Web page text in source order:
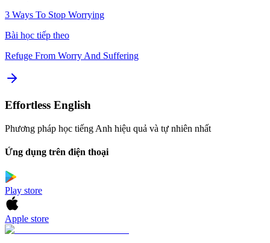
3 Ways To Stop Worrying
Bài học tiếp theo
Refuge From Worry And Suffering
Effortless English
Phương pháp học tiếng Anh hiệu quả và tự nhiên nhất
Ứng dụng trên điện thoại
Play store
Apple store